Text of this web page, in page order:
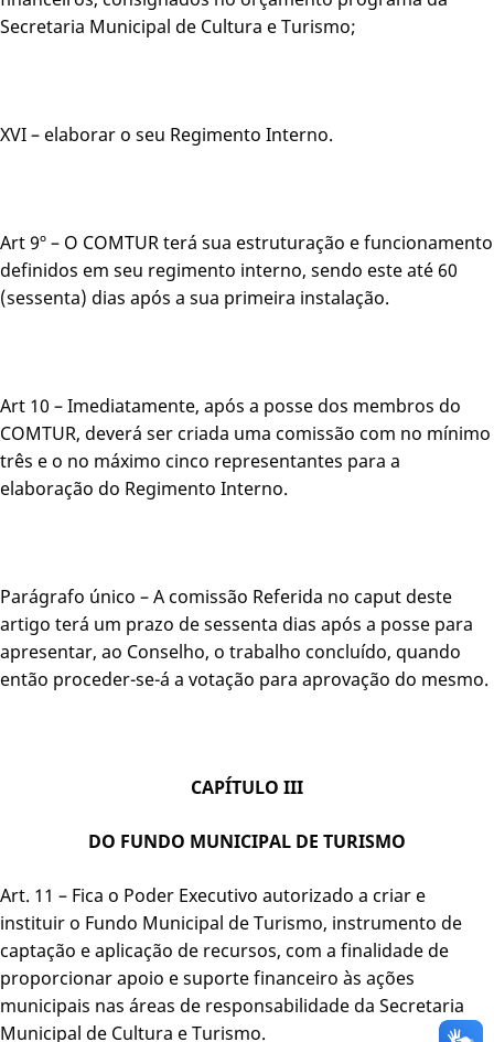
Secretaria Municipal de Cultura e Turismo;
XVI – elaborar o seu Regimento Interno.
Art 9º – O COMTUR terá sua estruturação e funcionamento
definidos em seu regimento interno, sendo este até 60
(sessenta) dias após a sua primeira instalação.
Art 10 – Imediatamente, após a posse dos membros do
COMTUR, deverá ser criada uma comissão com no mínimo
três e o no máximo cinco representantes para a
elaboração do Regimento Interno.
Parágrafo único – A comissão Referida no caput deste
artigo terá um prazo de sessenta dias após a posse para
apresentar, ao Conselho, o trabalho concluído, quando
então proceder-se-á a votação para aprovação do mesmo.
CAPÍTULO III
DO FUNDO MUNICIPAL DE TURISMO
Art. 11 – Fica o Poder Executivo autorizado a criar e
instituir o Fundo Municipal de Turismo, instrumento de
captação e aplicação de recursos, com a finalidade de
proporcionar apoio e suporte financeiro às ações
municipais nas áreas de responsabilidade da Secretaria
Municipal de Cultura e Turismo.